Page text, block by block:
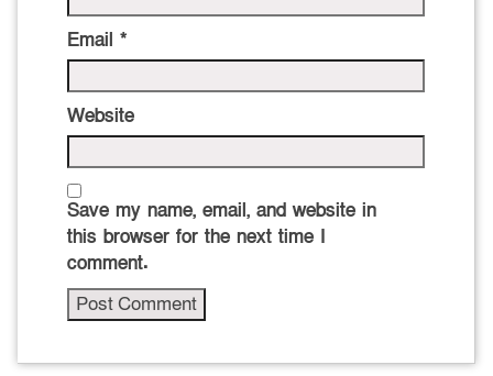
Email *
Website
Save my name, email, and website in
this browser for the next time I
comment.